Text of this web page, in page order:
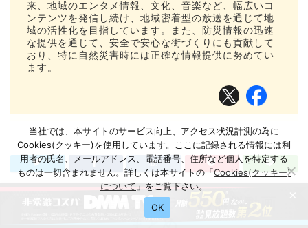
来、地域のエンタメ情報、文化、音楽など、幅広いコ
ンテンツを発信し続け、地域密着型の放送を通じて地
域の活性化を目指しています。また、防災情報の迅速
な提供を通じて、安全で安心な街づくりにも貢献して
おり、特に自然災害時には正確な情報提供に努めてい
ます。
2025年｜曜日別ドラマの無料動画
当社では、本サイトのサービス向上、アクセス状況計測の為に
Cookies(クッキー)を使用しています。ここに記録される情報には利
用者の氏名、メールアドレス、電話番号、住所など個人を特定する
ものは一切含まれません。詳しくは本サイトの「Cookies(クッキー)
について 」をご覧下さい。
OK